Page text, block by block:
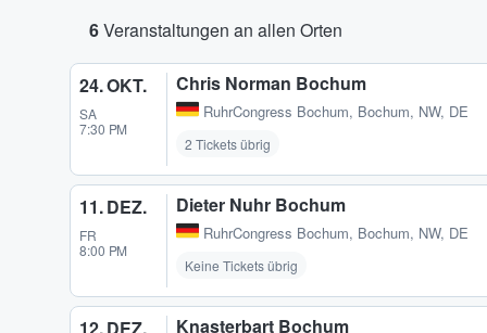
6Veranstaltungen an allen Orten
24. OKT.
SA
7:30 PM
Chris Norman Bochum
RuhrCongress Bochum, Bochum, NW, DE
2 Tickets übrig
11. DEZ.
FR
8:00 PM
Dieter Nuhr Bochum
RuhrCongress Bochum, Bochum, NW, DE
Keine Tickets übrig
Knasterbart Bochum